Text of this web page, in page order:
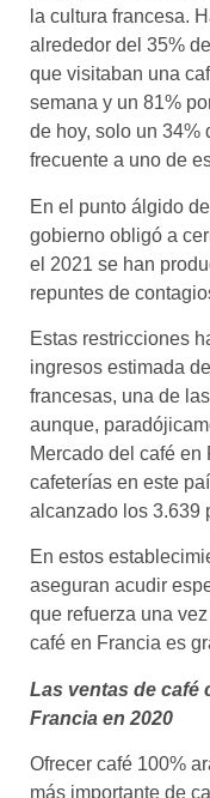
la cultura francesa.
alrededor del 35%
que visitaban una
semana y un 81%
de hoy, solo un 34%
frecuente a uno de
En el punto álgido
gobierno obligó a
el 2021 se han
repuntes de
Estas restricciones
ingresos estimada
francesas, una de
aunque,
Mercado del café
cafeterías en este
alcanzado los 3.639
En estos
aseguran acudir
que refuerza una
café en Francia es
Las ventas de café
Francia en 2020
Ofrecer café 100%
más importante de